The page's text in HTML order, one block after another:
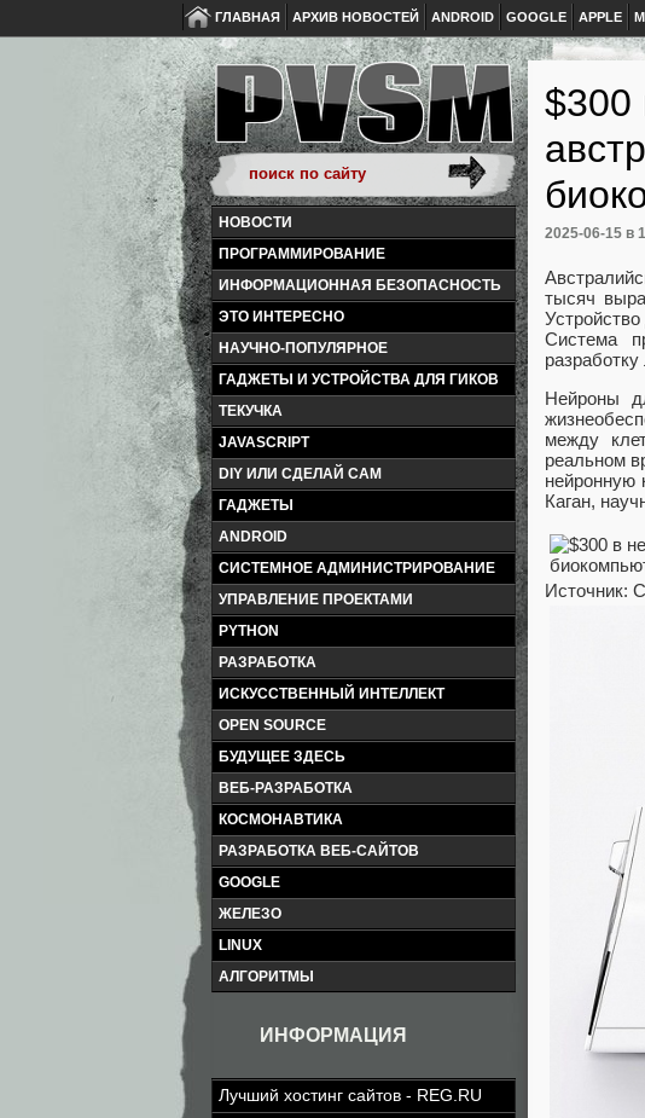
ГЛАВНАЯ АРХИВ НОВОСТЕЙ ANDROID GOOGLE APPLE
НОВОСТИ
ПРОГРАММИРОВАНИЕ
ИНФОРМАЦИОННАЯ БЕЗОПАСНОСТЬ
ЭТО ИНТЕРЕСНО
НАУЧНО-ПОПУЛЯРНОЕ
ГАДЖЕТЫ И УСТРОЙСТВА ДЛЯ ГИКОВ
ТЕКУЧКА
JAVASCRIPT
DIY ИЛИ СДЕЛАЙ САМ
ГАДЖЕТЫ
ANDROID
СИСТЕМНОЕ АДМИНИСТРИРОВАНИЕ
УПРАВЛЕНИЕ ПРОЕКТАМИ
PYTHON
РАЗРАБОТКА
ИСКУССТВЕННЫЙ ИНТЕЛЛЕКТ
OPEN SOURCE
БУДУЩЕЕ ЗДЕСЬ
ВЕБ-РАЗРАБОТКА
КОСМОНАВТИКА
РАЗРАБОТКА ВЕБ-САЙТОВ
GOOGLE
ЖЕЛЕЗО
LINUX
АЛГОРИТМЫ
ИНФОРМАЦИЯ
Лучший хостинг сайтов - REG.RU
$300
2025-06-15 в
тысяч
Система
разработку
Нейроны
между
реальном
нейронную
Каган,
Источник: